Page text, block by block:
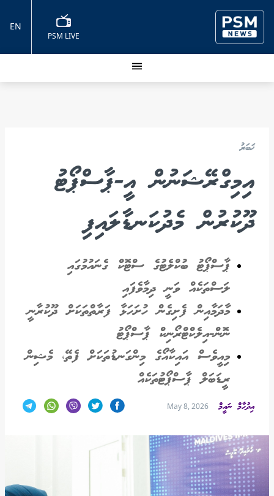
PSM LIVE
EN
ޚަބަރު
އިމިގްރޭޝަނުން އީ-ޕާސްޕޯޓު
ދޫކުރުން މެދުކަނޑާލައިފި
ޕާސްޕޯޓު ބުކްލެޓުގެ ސްޓޮކް ގެނައުމުގައި
ލަސްތަކެއް ވަނީ ދިމާވެފައި
މާދަމާއިން ފެށިގެން ހުށަހަޅާ ފަރާތްތަކަށް ދޫކުރާނީ
ނޮން-އިލެކްޓްރޯނިކް ޕާސްޕޯޓު
މިއީވެސް އައިކާއޯގެ މިންގަނޑުތަކަށް ފެތޭ، މެޝިން
ރީޑަބަލް ޕާސްޕޯޓުތަކެއް
އިދުހާމް ނައީމް May 8, 2026